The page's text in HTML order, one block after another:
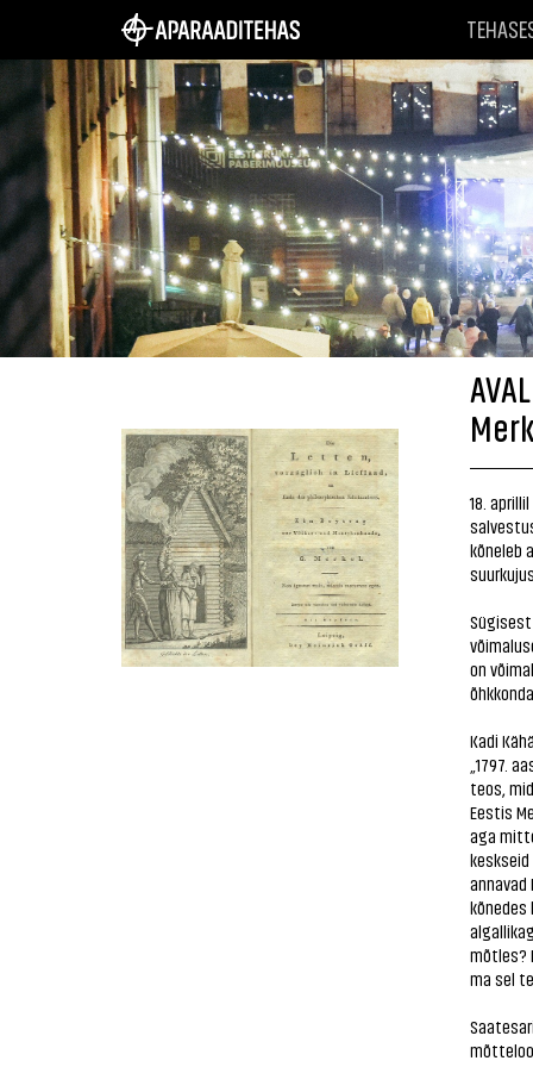
18.
kõneleb
on
Kadi
„1797.
teos,
Eestis
aga
annavad
mõtles?
ma sel